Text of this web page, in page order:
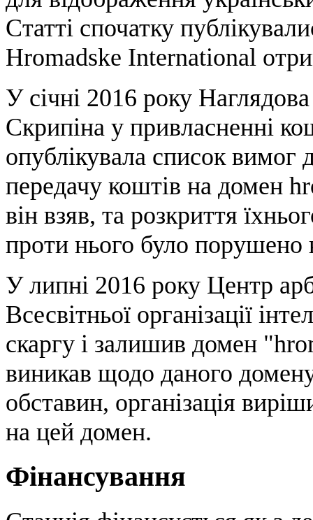
Статті спочатку
Hromadske International
У січні 2016 року
Скрипіна у привласненні
опублікувала список
передачу коштів на домен
він взяв, та розкриття
проти нього було порушено
У липні 2016 року Центр
Всесвітньої організації
скаргу і залишив домен
виникав щодо даного
обставин, організація
на цей домен.
Фінансування